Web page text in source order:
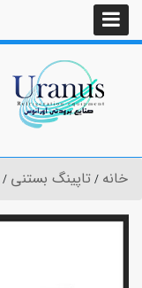
خانه تاپینگ بستنی